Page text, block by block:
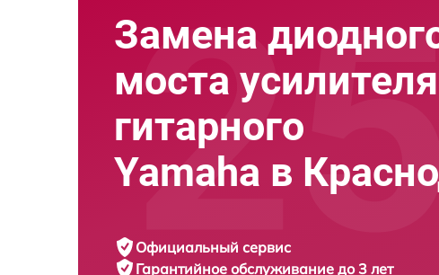
Замена
моста усилителя
гитарного
Yamaha в
Официальный сервис
Гарантийное обслуживание до 3 лет